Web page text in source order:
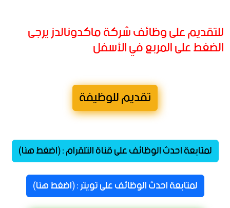
للتقديم على وظائف شركة ماكدونالدز يرجى
الضغط على المربع في الأسفل
تقديم للوظيفة
لمتابعة احدث الوظائف على قناة التلقرام : (اضغط هنا)
لمتابعة احدث الوظائف على تويتر : (اضغط هنا)